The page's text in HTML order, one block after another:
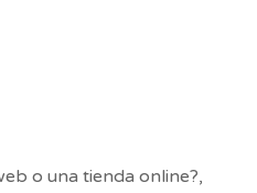
o una tienda online?,